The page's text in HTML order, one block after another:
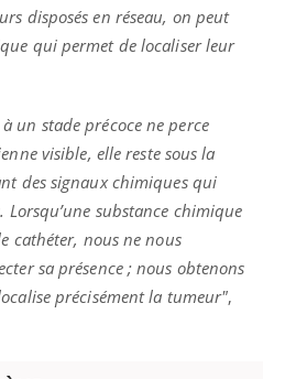
disposés en réseau, on peut
qui permet de localiser leur
un stade précoce ne perce
visible, elle reste sous la
des signaux chimiques qui
Lorsqu’une substance chimique
cathéter, nous ne nous
sa présence ; nous obtenons
précisément la tumeur",